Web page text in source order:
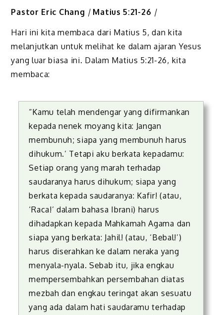
Pastor Eric Chang | Matius 5:21-26 |
Hari ini kita membaca dari Matius 5, dan kita
melanjutkan untuk melihat ke dalam ajaran Yesus
yang luar biasa ini. Dalam Matius 5:21-26, kita
membaca:
“Kamu telah mendengar yang difirmankan
kepada nenek moyang kita: Jangan
membunuh; siapa yang membunuh harus
dihukum.’ Tetapi aku berkata kepadamu:
Setiap orang yang marah terhadap
saudaranya harus dihukum; siapa yang
berkata kepada saudaranya: Kafir! (atau,
‘Raca!’ dalam bahasa Ibrani) harus
dihadapkan kepada Mahkamah Agama dan
siapa yang berkata: Jahil! (atau, ‘Bebal!’)
harus diserahkan ke dalam neraka yang
menyala-nyala. Sebab itu, jika engkau
mempersembahkan persembahan diatas
mezbah dan engkau teringat akan sesuatu
yang ada dalam hati saudaramu terhadap